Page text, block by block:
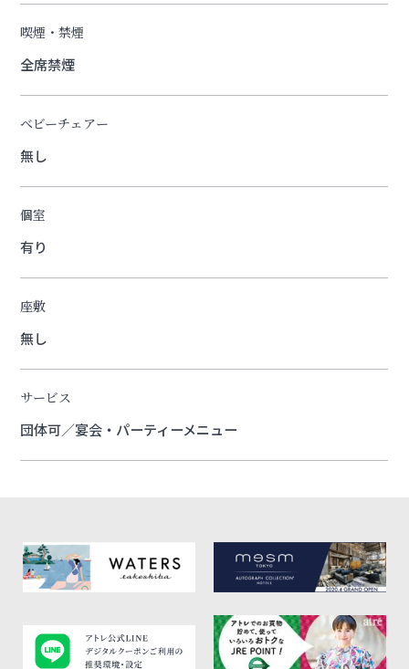
喫煙・禁煙
全席禁煙
ベビーチェアー
無し
個室
有り
座敷
無し
サービス
団体可／宴会・パーティーメニュー